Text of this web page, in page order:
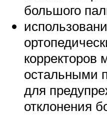
большого
остальными
для
отклонения